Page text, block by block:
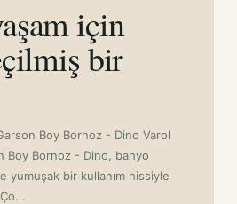
için
bir
Boy Bornoz - Dino Varol
Boy Bornoz - Dino, banyo
yumuşak bir kullanım hissiyle